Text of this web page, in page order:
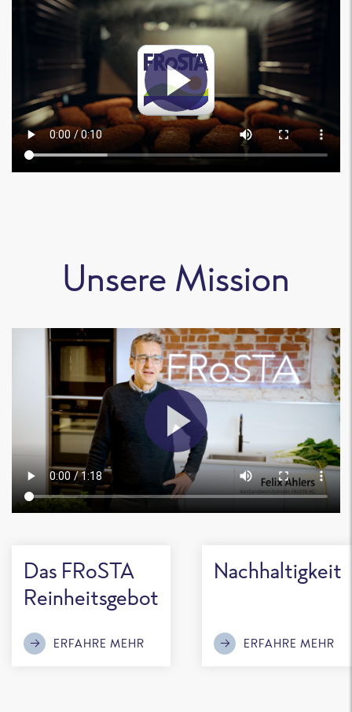
Unsere Mission
Das FRoSTA
Reinheitsgebot
ERFAHRE MEHR
Nachhaltigkeit
ERFAHRE MEHR